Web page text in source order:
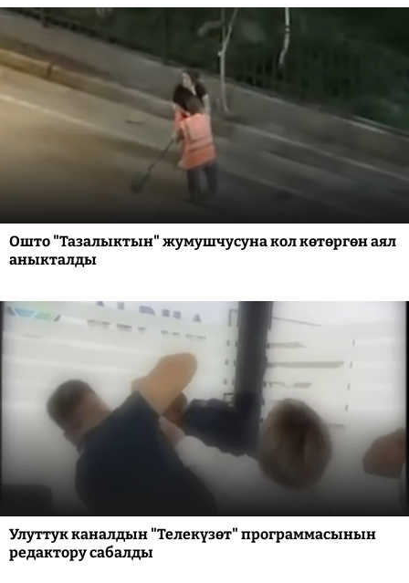
Ошто "Тазалыктын" жумушчусуна кол көтөргөн аял
аныкталды
Улуттук каналдын "Телекүзөт" программасынын
редактору сабалды